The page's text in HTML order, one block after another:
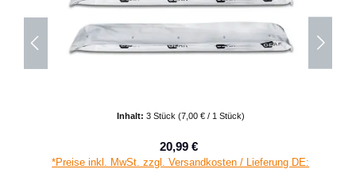
Inhalt: 3 Stück (7,00 € / 1 Stück)
Verkaufspreis:
20,99 €
*Preise inkl. MwSt. zzgl. Versandkosten / Lieferung DE: